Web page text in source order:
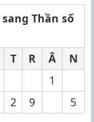
Thần số
T R Â N
1
2 9
5